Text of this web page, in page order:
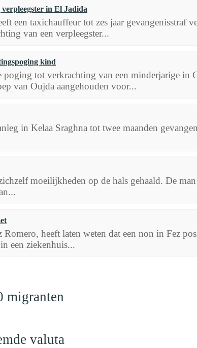
in El Jadida
een taxichauffeur tot zes jaar gevangenisstraf
van een verpleegster...
kind
poging tot verkrachting van een minderjarige in
van Oujda aangehouden voor...
in Kelaa Sraghna tot twee maanden
moeilijkheden op de hals gehaald. De
heeft laten weten dat een non in Fez
een ziekenhuis...
migranten
valuta